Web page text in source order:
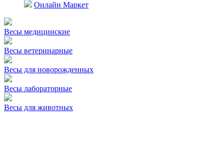
Онлайн Маркет
Весы медицинские
Весы ветеринарные
Весы для новорожденных
Весы лабораторные
Весы для животных